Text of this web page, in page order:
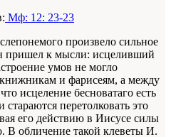
Мф: 12: 23-23
произвело сильное
пришел к мысли: исцеливший
умов не могло
и фарисеям, а между
исцеление бесноватаго есть
перетолковать это
его действию в Иисусе силы
В обличение такой клеветы И.